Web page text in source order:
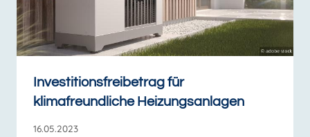
Investitionsfreibetrag für
klimafreundliche Heizungsanlagen
16.05.2023